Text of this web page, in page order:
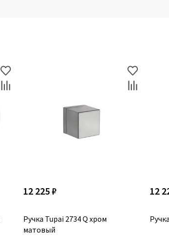
12 225 ₽
Ручка Tupai 2734 Q хром
матовый
12